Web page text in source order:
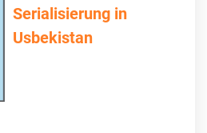
Serialisierung in
Usbekistan